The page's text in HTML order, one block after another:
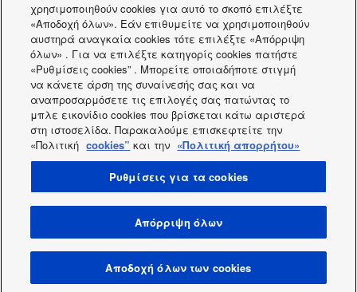
VRF U2 Type. 4 Way 90x90
Cassette
See product
Facebook Instagram Youtube
LinkedIn
Σχετικά με εμάς
Επικοινωνήστε μαζί μας
Πολιτική απορρήτου
Ενεργειακές ετικέτες
Περιοχή / Χώρα
Πνευματικά δικαιώματα © 2026 Panasonic Marketing Europe
GmbH Με την επιφύλαξη παντός δικαιώματος
χρησιμοποιηθούν cookies για αυτό το σκοπό επιλέξτε
«Αποδοχή όλων». Εάν επιθυμείτε να χρησιμοποιηθούν
αυστηρά αναγκαία cookies τότε επιλέξτε «Απόρριψη
όλων» . Για να επιλέξτε κατηγορίς cookies πατήστε
«Ρυθμίσεις cookies” . Μπορείτε οποιαδήποτε στιγμή
να κάνετε άρση της συναίνεσής σας και να
αναπροσαρμόσετε τις επιλογές σας πατώντας το
μπλε εικονίδιο cookies που βρίσκεται κάτω αριστερά
στη ιστοσελίδα. Παρακαλούμε επισκεφτείτε την
«Πολιτική cookies” και την «Πολιτική απορρήτου»
Ρυθμίσεις για τα cookies
Απόρριψη όλων
Αποδοχή όλων των cookies